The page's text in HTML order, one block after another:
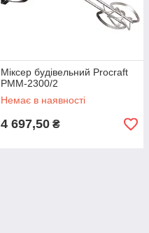
Міксер будівельний Procraft
PMM-2300/2
Немає в наявності
4 697,50 ₴